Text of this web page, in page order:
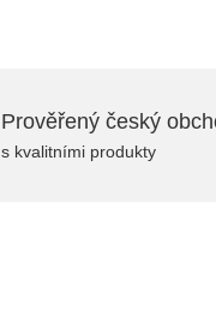
Prověřený český
s kvalitními produkty